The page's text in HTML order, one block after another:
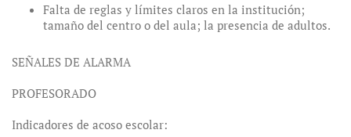
Falta de reglas y límites claros en la institución;
tamaño del centro o del aula; la presencia de adultos.
SEÑALES DE ALARMA
PROFESORADO
Indicadores de acoso escolar: